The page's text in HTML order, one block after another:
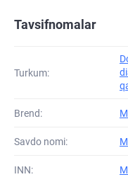
Tavsifnomalar
Turkum:
Brend:
Savdo nomi:
INN: